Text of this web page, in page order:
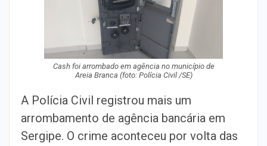
Cash foi arrombado em agência no município de
Areia Branca (foto: Polícia Civil /SE)
A Polícia Civil registrou mais um
arrombamento de agência bancária em
Sergipe. O crime aconteceu por volta das